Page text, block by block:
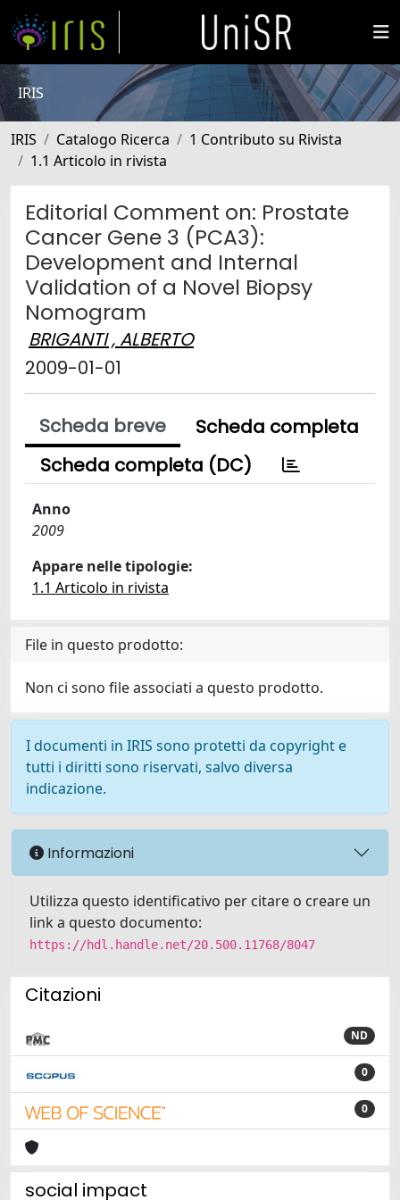
IRIS
IRIS Catalogo Ricerca
1 Contributo su Rivista
1.1 Articolo in rivista
Editorial Comment on: Prostate
Cancer Gene 3 (PCA3):
Development and Internal
Validation of a Novel Biopsy
Nomogram
BRIGANTI , ALBERTO
2009-01-01
Scheda breve
Scheda completa
Scheda completa (DC)
Anno
2009
Appare nelle tipologie:
1.1 Articolo in rivista
File in questo prodotto:
Non ci sono file associati a questo prodotto.
I documenti in IRIS sono protetti da copyright e
tutti i diritti sono riservati, salvo diversa
indicazione.
Informazioni
Utilizza questo identificativo per citare o creare un
link a questo documento:
https://hdl.handle.net/20.500.11768/8047
Citazioni
ND
0
0
social impact